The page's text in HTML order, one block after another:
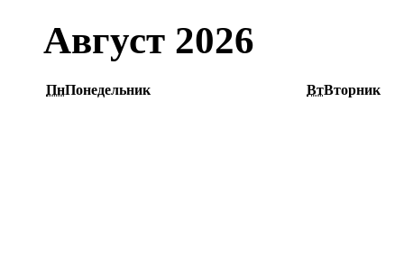
Август 2026
ПнПонедельник ВтВторник